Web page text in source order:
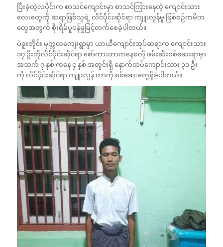
ပြီးခဲ့တဲ့လပိုင်းက စာသင်ကျောင်းမှာ စာသင်ကြားနေတဲ့ ကျောင်းသား
လေးတွေကို ဆရာဖြစ်သူရဲ့ လိင်ပိုင်းဆိုင်ရာ ကျူးလွန်မှု ဖြစ်စဉ်ကမိဘ
တွေအတွက် စိုးရိမ်ပူပန်မှုမြင့်တက်စေခဲ့ပါတယ်။
ပဲခူးတိုင်း မုက္ကလကျေးရွာမှာ ယာယီကျောင်းအုပ်ဆရာက ကျောင်းသား
၁၇ ဦးကိုလိင်ပိုင်းဆိုင်ရာ စော်ကားတာကနေစလို့ ဖမ်းဆီးစစ်ဆေးရာမှာ
အသက် ၇ နှစ် ကနေ ၄ နှစ် အတွင်းရှိ နောက်ထပ်ကျောင်းသား ၃၁ ဦး
ကို လိင်ပိုင်းဆိုင်ရာ ကျူးလွန် တာကို စစ်ဆေးတွေ့ရှိခဲ့ပါတယ်။